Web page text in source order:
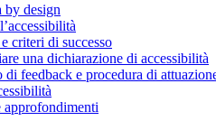
by design
criteri di successo
una dichiarazione di accessibilità
di feedback e procedura di
approfondimenti